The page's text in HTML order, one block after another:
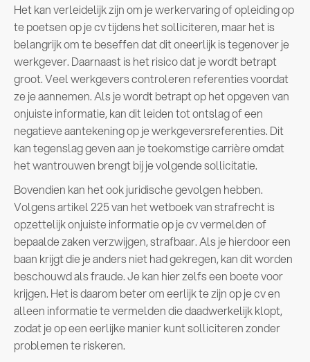
Het kan verleidelijk zijn om je werkervaring of opleiding op
te poetsen op je cv tijdens het solliciteren, maar het is
belangrijk om te beseffen dat dit oneerlijk is tegenover je
werkgever. Daarnaast is het risico dat je wordt betrapt
groot. Veel werkgevers controleren referenties voordat
ze je aannemen. Als je wordt betrapt op het opgeven van
onjuiste informatie, kan dit leiden tot ontslag of een
negatieve aantekening op je werkgeversreferenties. Dit
kan tegenslag geven aan je toekomstige carrière omdat
het wantrouwen brengt bij je volgende sollicitatie.
Bovendien kan het ook juridische gevolgen hebben.
Volgens artikel 225 van het wetboek van strafrecht is
opzettelijk onjuiste informatie op je cv vermelden of
bepaalde zaken verzwijgen, strafbaar. Als je hierdoor een
baan krijgt die je anders niet had gekregen, kan dit worden
beschouwd als fraude. Je kan hier zelfs een boete voor
krijgen. Het is daarom beter om eerlijk te zijn op je cv en
alleen informatie te vermelden die daadwerkelijk klopt,
zodat je op een eerlijke manier kunt solliciteren zonder
problemen te riskeren.